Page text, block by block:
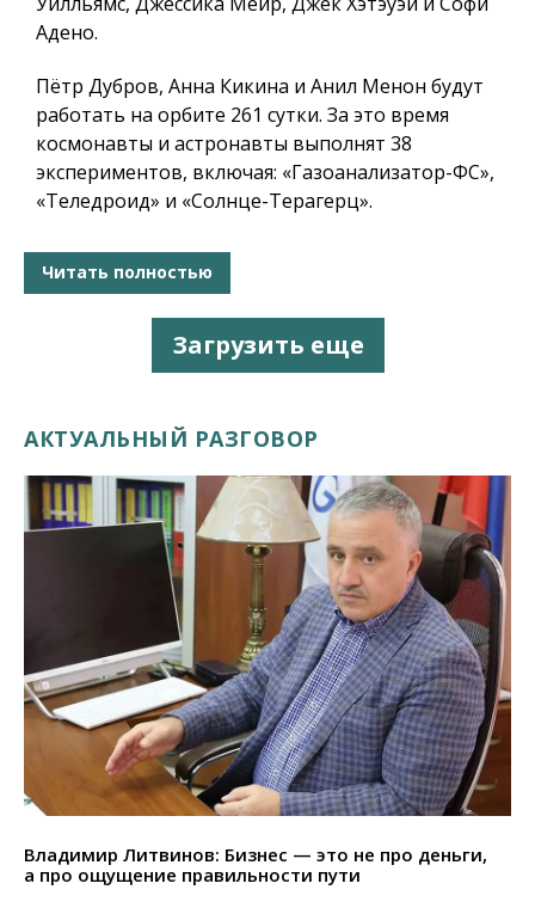
Адено.
Пётр Дубров, Анна Кикина и Анил Менон будут
работать на орбите 261 сутки. За это время
космонавты и астронавты выполнят 38
экспериментов, включая: «Газоанализатор-ФС»,
«Теледроид» и «Солнце-Терагерц».
Читать полностью
Загрузить еще
АКТУАЛЬНЫЙ РАЗГОВОР
Владимир Литвинов: Бизнес — это не про деньги,
а про ощущение правильности пути